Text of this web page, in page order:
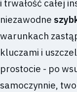
i trwałość całej
niezawodne
warunkach
kluczami i
prostocie - po
samoczynnie,